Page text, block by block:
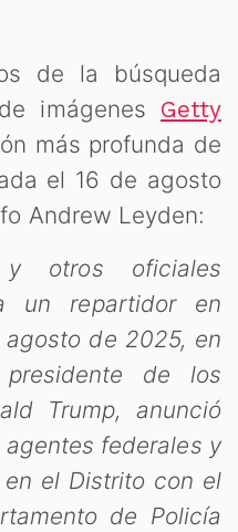
de la búsqueda
imágenes Getty
más profunda de
el 16 de agosto
Andrew Leyden:
otros oficiales
un repartidor en
agosto de 2025, en
presidente de los
Trump, anunció
federales y
el Distrito con el
de Policía